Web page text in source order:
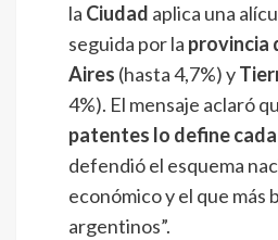
la Ciudad aplica una
seguida por la provincia
Aires (hasta 4,7%) y
4%). El mensaje aclaró
patentes lo define
defendió el esquema
económico y el que más
argentinos”.